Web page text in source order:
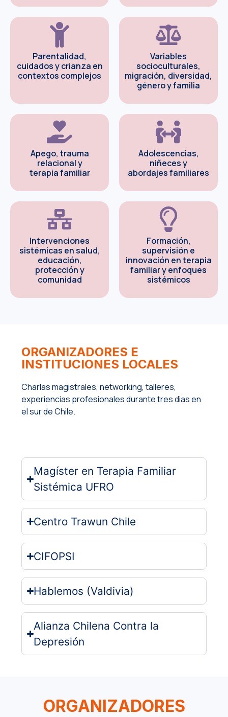
Parentalidad,
cuidados y crianza en
contextos complejos
Variables
socioculturales,
migración, diversidad,
género y familia
Apego, trauma
relacional y
terapia familiar
Adolescencias,
niñeces y
abordajes familiares
Intervenciones
sistémicas en salud,
educación,
protección y
comunidad
Formación,
supervisión e
innovación en terapia
familiar y enfoques
sistémicos
ORGANIZADORES E
INSTITUCIONES LOCALES
Charlas magistrales, networking, talleres,
experiencias profesionales durante tres dias en
el sur de Chile.
Magíster en Terapia Familiar
Sistémica UFRO
Centro Trawun Chile
CIFOPSI
Hablemos (Valdivia)
Alianza Chilena Contra la
Depresión
ORGANIZADORES